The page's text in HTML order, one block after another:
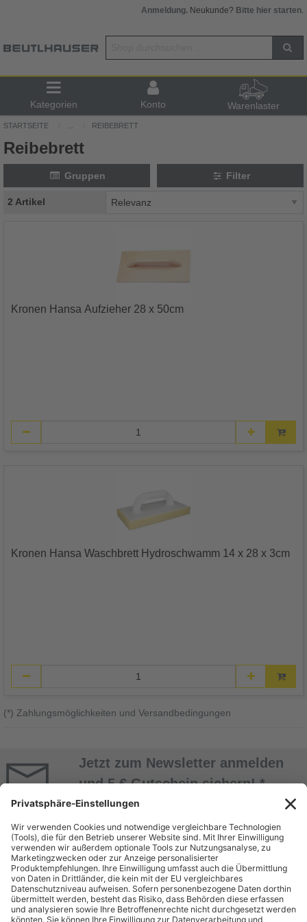
Anmeldung. Neukunde? Bitte hier starten.
Kategorien Konto Warenlaster
STARTSEITE REIBEBRETT
Reibebrett
Gruppen Filter
2 Artikel
Kronen Hansa Aufzieher 28 x 50cm
Kronen Hansa Waschbrett Hydroschwamm 14 x 28 x 3cm
(*) Zahlungsmöglichkeiten und Versandbedingungen
Jetzt zum Newsletter anmelden
und 5 € Gutschein sichern! *
Jetzt Anmelden
* Alle Daten werden vertraulich behandelt. Abmeldung jederzeit möglich. Nur mit
Kundenkonto! Mindestbestellwert 50 EUR.
ÜBER UNS
Unternehmen
Geschäftsbereiche
Miete
EINKAUF BEI
BEUTLHAUSER
Bestellung
Zahlung & Versand